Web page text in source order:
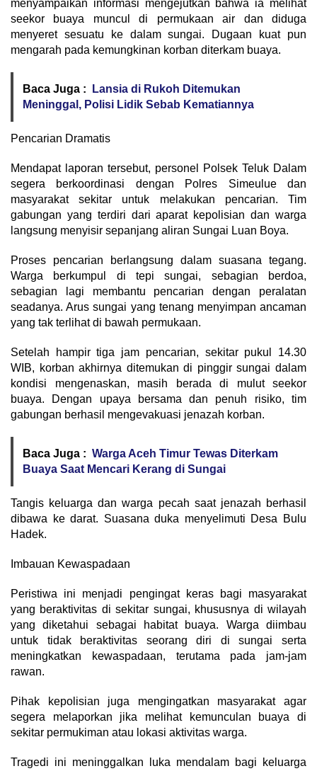
menyampaikan informasi mengejutkan bahwa ia melihat
seekor buaya muncul di permukaan air dan diduga
menyeret sesuatu ke dalam sungai. Dugaan kuat pun
mengarah pada kemungkinan korban diterkam buaya.
Baca Juga :
Lansia di Rukoh Ditemukan
Meninggal, Polisi Lidik Sebab Kematiannya
Pencarian Dramatis
Mendapat laporan tersebut, personel Polsek Teluk Dalam
segera berkoordinasi dengan Polres Simeulue dan
masyarakat sekitar untuk melakukan pencarian. Tim
gabungan yang terdiri dari aparat kepolisian dan warga
langsung menyisir sepanjang aliran Sungai Luan Boya.
Proses pencarian berlangsung dalam suasana tegang.
Warga berkumpul di tepi sungai, sebagian berdoa,
sebagian lagi membantu pencarian dengan peralatan
seadanya. Arus sungai yang tenang menyimpan ancaman
yang tak terlihat di bawah permukaan.
Setelah hampir tiga jam pencarian, sekitar pukul 14.30
WIB, korban akhirnya ditemukan di pinggir sungai dalam
kondisi mengenaskan, masih berada di mulut seekor
buaya. Dengan upaya bersama dan penuh risiko, tim
gabungan berhasil mengevakuasi jenazah korban.
Baca Juga : Warga Aceh Timur Tewas Diterkam
Buaya Saat Mencari Kerang di Sungai
Tangis keluarga dan warga pecah saat jenazah berhasil
dibawa ke darat. Suasana duka menyelimuti Desa Bulu
Hadek.
Imbauan Kewaspadaan
Peristiwa ini menjadi pengingat keras bagi masyarakat
yang beraktivitas di sekitar sungai, khususnya di wilayah
yang diketahui sebagai habitat buaya. Warga diimbau
untuk tidak beraktivitas seorang diri di sungai serta
meningkatkan kewaspadaan, terutama pada jam-jam
rawan.
Pihak kepolisian juga mengingatkan masyarakat agar
segera melaporkan jika melihat kemunculan buaya di
sekitar permukiman atau lokasi aktivitas warga.
Tragedi ini meninggalkan luka mendalam bagi keluarga